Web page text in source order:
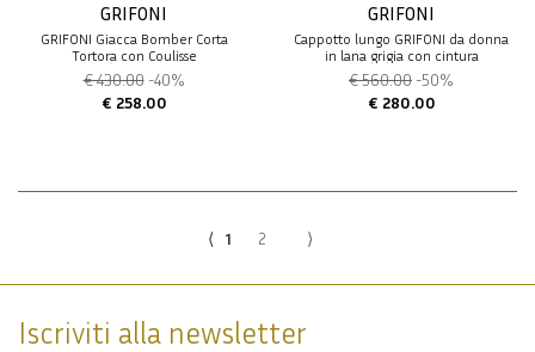
GRIFONI
GRIFONI Giacca Bomber Corta
Tortora con Coulisse
€ 430.00 -40%
€ 258.00
GRIFONI
Cappotto lungo GRIFONI da donna
in lana grigia con cintura
€ 560.00 -50%
€ 280.00
⟨ 1 2 ⟩
Iscriviti alla newsletter